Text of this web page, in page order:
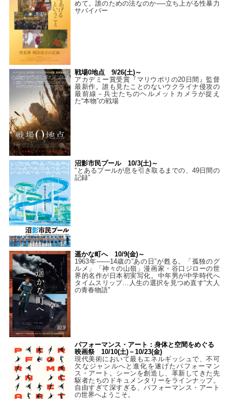
めて。誰のための法なのか──立ち上がる性暴力
サバイバー
戦場0地点 9/26(土)～
アカデミー賞受賞『マリウポリの20日間』監督
最新作。誰も見たことのないウクライナ侵攻の
最前線－兵士たちのヘルメットカメラが捉え
た“本物”の戦場
沼影市民プール 10/3(土)～
“とあるプールが息を引き取るまでの、49日間の
記録”
遥かな町へ 10/9(金)～
1963年――14歳の“あの日”が甦る。「孤独のグ
ルメ」「神々の山嶺」漫画家・谷口ジローの世
界的名作が日本初実写化。中年男が中学時代へ
タイムスリップ…人生の選択を見つめ直す“大人
の青春物語”
パフォーマンス・アート：身体と空間をめぐる
映画祭 10/10(土)－10/23(金)
現代美術において最もエネルギッシュで、不可
欠なジャンルへと進化を遂げたパフォーマン
ス・アート。シーンを創造し、革新してきた先
駆者たちのドキュメンタリーをラインナップ。
自由すぎて深すぎる、パフォーマンス・アート
の世界へようこそ。